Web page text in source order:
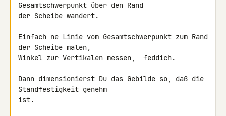
Gesamtschwerpunkt über den Rand
der Scheibe wandert.
Einfach ne Linie vom Gesamtschwerpunkt zum Rand
der Scheibe malen,
Winkel zur Vertikalen messen,  feddich.
Dann dimensionierst Du das Gebilde so, daß die
Standfestigkeit genehm
ist.